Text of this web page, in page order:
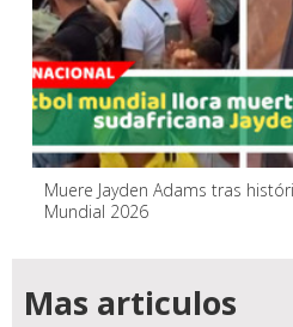
Muere Jayden Adams tras
Mundial 2026
Mas articulos